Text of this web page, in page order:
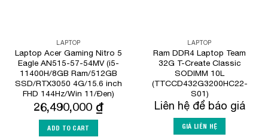
LAPTOP
Laptop Acer Gaming Nitro 5
Eagle AN515-57-54MV (i5-
11400H/8GB Ram/512GB
SSD/RTX3050 4G/15.6 inch
FHD 144Hz/Win 11/Đen)
26,490,000 ₫
ADD TO CART
LAPTOP
Ram DDR4 Laptop Team
32G T-Create Classic
SODIMM 10L
(TTCCD432G3200HC22-
S01)
Liên hệ để báo giá
GIÁ LIÊN HỆ